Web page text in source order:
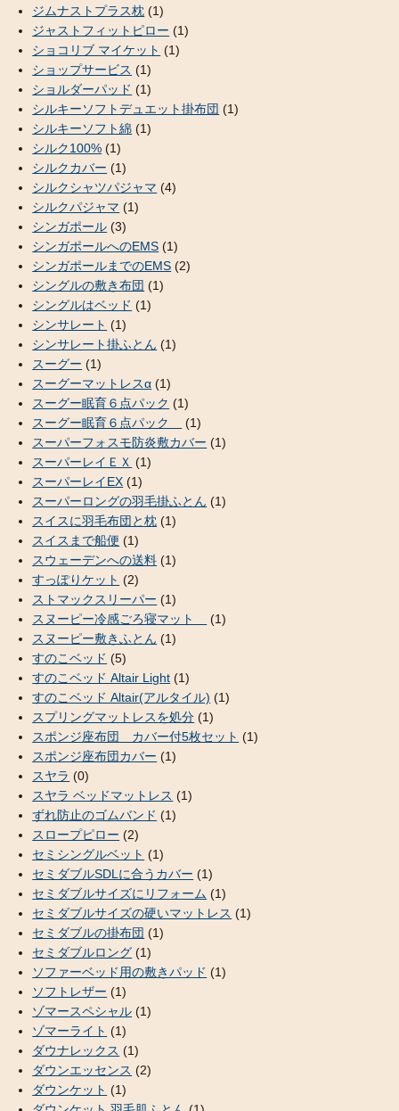
ジムナストプラス枕 (1)
ジャストフィットピロー (1)
ショコリブ マイケット (1)
ショップサービス (1)
ショルダーパッド (1)
シルキーソフトデュエット掛布団 (1)
シルキーソフト綿 (1)
シルク100% (1)
シルクカバー (1)
シルクシャツパジャマ (4)
シルクパジャマ (1)
シンガポール (3)
シンガポールへのEMS (1)
シンガポールまでのEMS (2)
シングルの敷き布団 (1)
シングルはベッド (1)
シンサレート (1)
シンサレート掛ふとん (1)
スーグー (1)
スーグーマットレスα (1)
スーグー眠育６点パック (1)
スーグー眠育６点パック
(1)
スーパーフォスモ防炎敷カバー (1)
スーパーレイＥＸ (1)
スーパーレイEX (1)
スーパーロングの羽毛掛ふとん (1)
スイスに羽毛布団と枕 (1)
スイスまで船便 (1)
スウェーデンへの送料 (1)
すっぽりケット (2)
ストマックスリーパー (1)
スヌーピー冷感ごろ寝マット
(1)
スヌーピー敷きふとん (1)
すのこベッド (5)
すのこベッド Altair Light (1)
すのこベッド Altair(アルタイル) (1)
スプリングマットレスを処分 (1)
スポンジ座布団 カバー付5枚セット (1)
スポンジ座布団カバー (1)
スヤラ (0)
スヤラ ベッドマットレス (1)
ずれ防止のゴムバンド (1)
スロープピロー (2)
セミシングルベット (1)
セミダブルSDLに合うカバー (1)
セミダブルサイズにリフォーム (1)
セミダブルサイズの硬いマットレス (1)
セミダブルの掛布団 (1)
セミダブルロング (1)
ソファーベッド用の敷きパッド (1)
ソフトレザー (1)
ゾマースペシャル (1)
ゾマーライト (1)
ダウナレックス (1)
ダウンエッセンス (2)
ダウンケット (1)